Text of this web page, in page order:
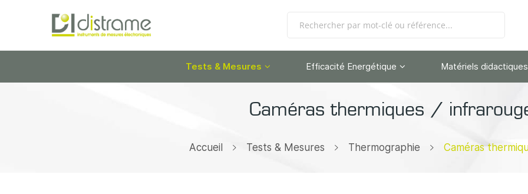
Tests & Mesures Efficacité Energétique Matériels didactiques
Caméras thermiques /
Accueil Tests & Mesures Thermographie Caméras